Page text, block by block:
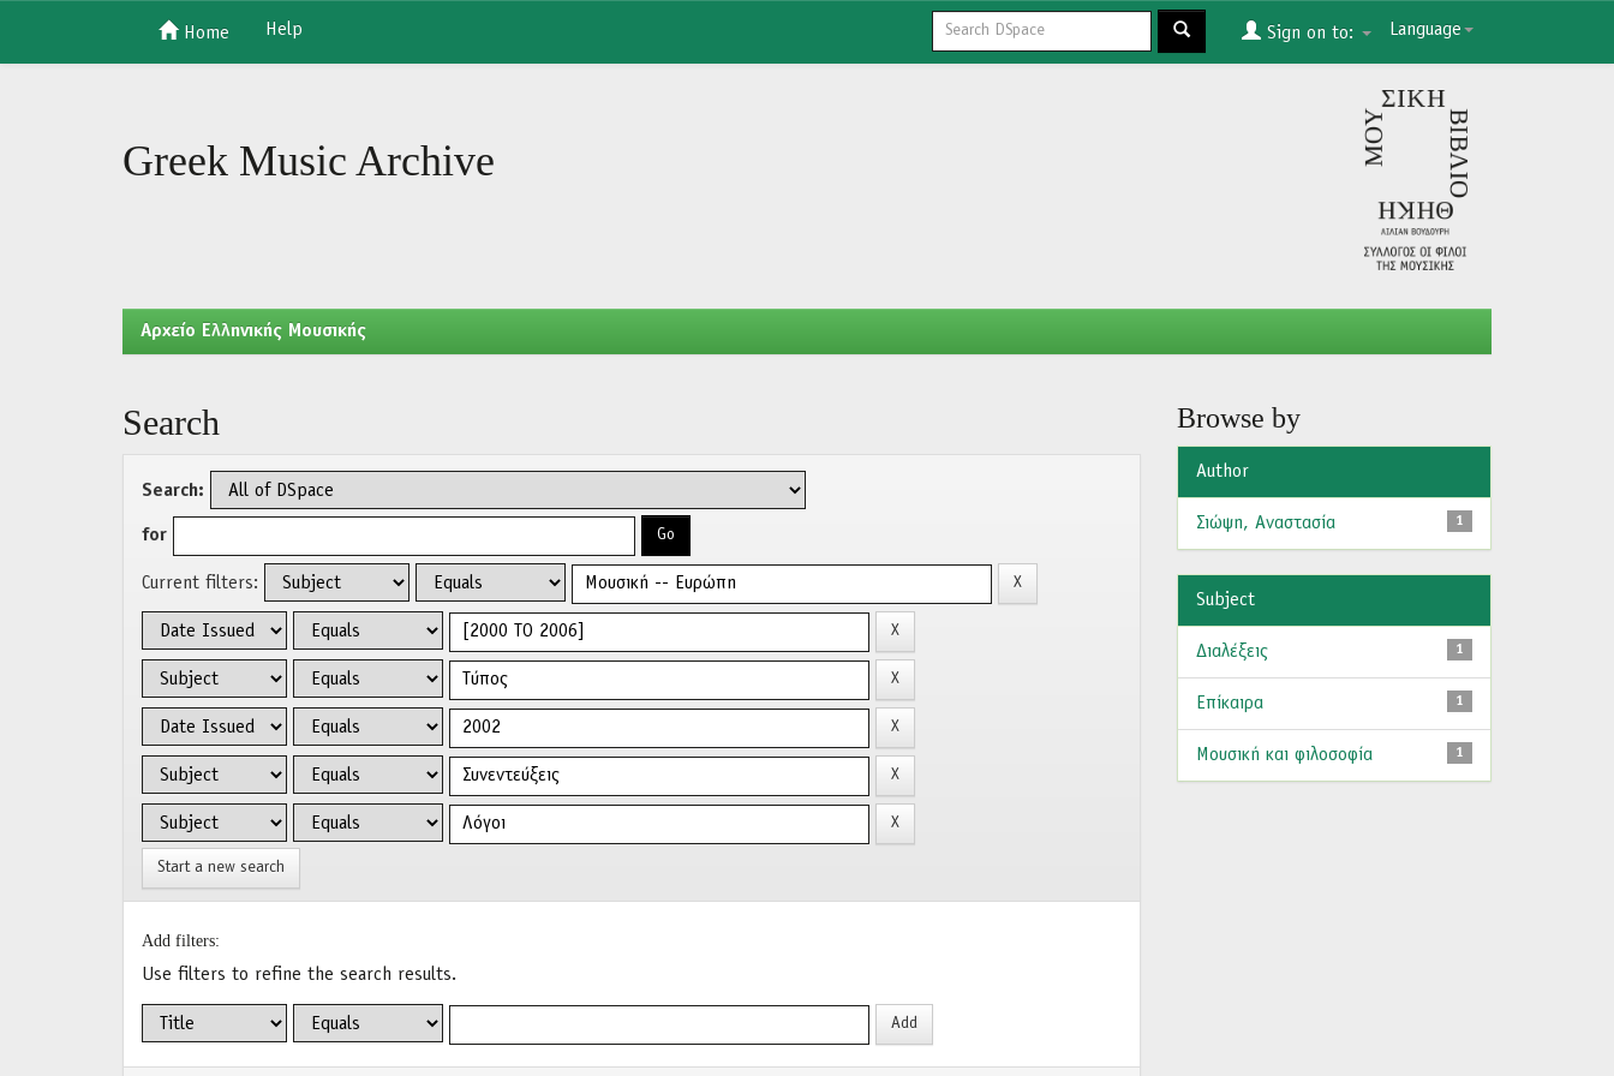
Home Help Language
Sign on to:
Greek Music Archive
Aρχείο Ελληνικής Μουσικής
Search
Search:
for
Current filters:
Start a new search
Add filters:
Use filters to refine the search results.
Browse by
Author
1
Σιώψη, Αναστασία
Subject
1
Διαλέξεις
1
Επίκαιρα
1
Μουσική και φιλοσοφία